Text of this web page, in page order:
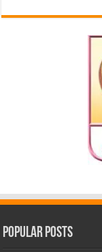
Popular Posts